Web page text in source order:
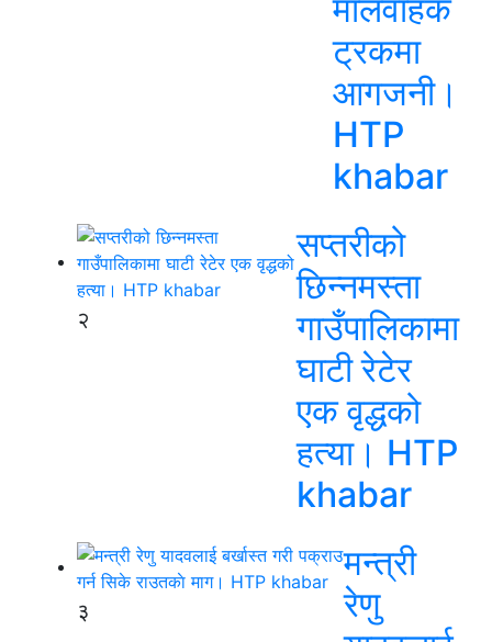
मालवाहक
ट्रकमा
आगजनी।
HTP
khabar
२
सप्तरीको
छिन्नमस्ता
गाउँपालिकामा
घाटी रेटेर
एक वृद्धको
हत्या। HTP
khabar
३
मन्त्री
रेणु